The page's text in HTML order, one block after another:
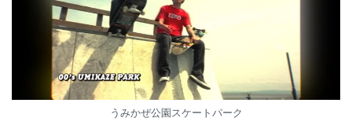
うみかぜ公園スケートパーク